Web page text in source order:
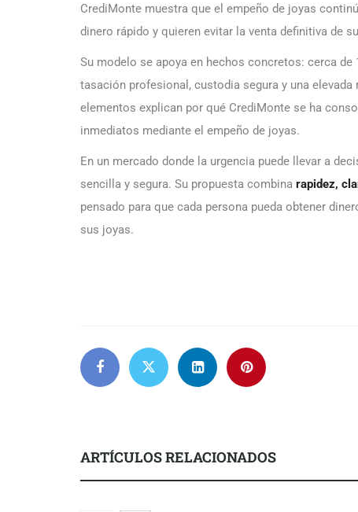
CrediMonte muestra que el empeño de joyas
dinero rápido y quieren evitar la venta definitiva de
Su modelo se apoya en hechos concretos: cerca
tasación profesional, custodia segura y una
elementos explican por qué CrediMonte se ha
inmediatos mediante el empeño de joyas.
En un mercado donde la urgencia puede llevar a
sencilla y segura. Su propuesta combina rapidez,
pensado para que cada persona pueda obtener
sus joyas.
ARTÍCULOS RELACIONADOS